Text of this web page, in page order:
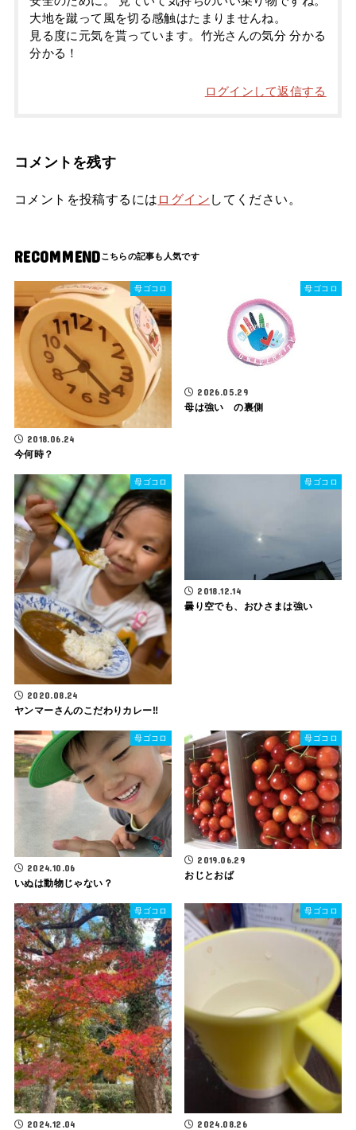
大地を蹴って風を切る感触はたまりませんね。
見る度に元気を貰っています。竹光さんの気分 分かる
分かる！
ログインして返信する
コメントを残す
コメントを投稿するには ログイン してください。
RECOMMEND
母ゴコロ
2018.06.24
今何時？
母ゴコロ
2026.05.29
母は強い の裏側
母ゴコロ
2020.08.24
ヤンマーさんのこだわりカレー‼️
母ゴコロ
2018.12.14
曇り空でも、おひさまは強い
母ゴコロ
2024.10.06
いぬは動物じゃない？
母ゴコロ
2019.06.29
おじとおば
母ゴコロ
2024.12.04
母ゴコロ
2024.08.26